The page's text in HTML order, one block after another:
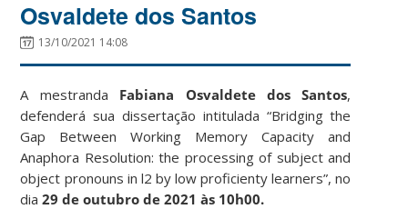
Osvaldete dos Santos
13/10/2021 14:08
A mestranda Fabiana Osvaldete dos Santos,
defenderá sua dissertação intitulada “Bridging the
Gap Between Working Memory Capacity and
Anaphora Resolution: the processing of subject and
object pronouns in l2 by low proficienty learners”, no
dia29 de outubro de 2021 às 10h00.